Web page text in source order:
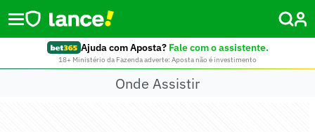
Ajuda com Aposta? Fale com o assistente.
18+ Ministério da Fazenda adverte: Aposta não é investimento
Onde Assistir